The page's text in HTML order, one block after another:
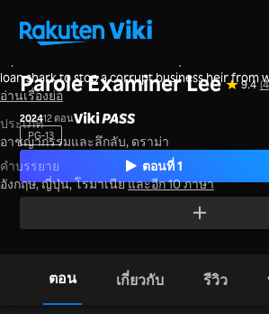
Parole Examiner Lee 9.4
202412 ตอน
PG-13
ตอนที่ 1
loan shark to stop a corrupt business heir from
อ่านเรื่องย่อ
ประเภท
อาชญากรรมและลึกลับ, ดราม่า
คำบรรยาย
อังกฤษ, ญี่ปุ่น, โรมาเนียและอีก 10 ภาษา
ตอน เกี่ยวกับ รีวิว